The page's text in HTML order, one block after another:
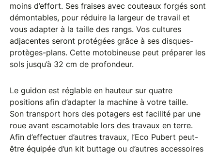
moins d’effort. Ses fraises avec couteaux forgés sont
démontables, pour réduire la largeur de travail et
vous adapter à la taille des rangs. Vos cultures
adjacentes seront protégées grâce à ses disques-
protèges-plans. Cette motobineuse peut préparer les
sols jusqu’à 32 cm de profondeur.
Le guidon est réglable en hauteur sur quatre
positions afin d’adapter la machine à votre taille.
Son transport hors des potagers est facilité par une
roue avant escamotable lors des travaux en terre.
Afin d’effectuer d’autres travaux, l’Eco Pubert peut-
être équipée d’un kit buttage ou d’autres accessoires